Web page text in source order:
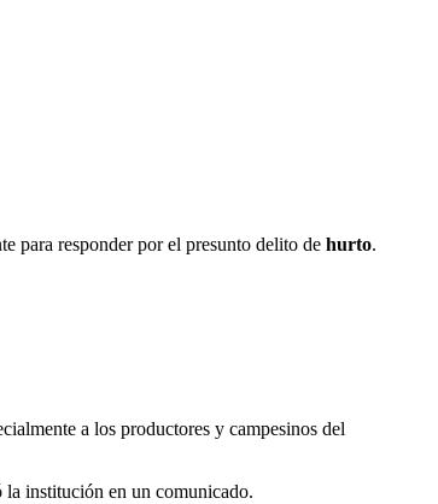
para responder por el presunto delito de hurto.
a los productores y campesinos del
la institución en un comunicado.